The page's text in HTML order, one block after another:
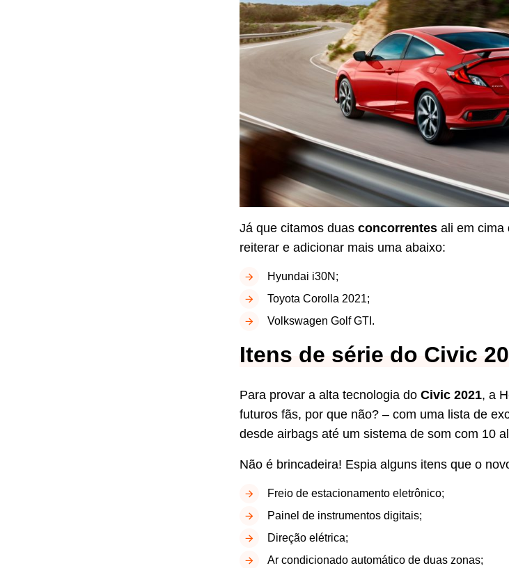
Já que citamos duas concorrentes ali em cima
reiterar e adicionar mais uma abaixo:
Hyundai i30N;
Toyota Corolla 2021;
Volkswagen Golf GTI.
Itens de série do Civic
Para provar a alta tecnologia do Civic 2021, a
futuros fãs, por que não? – com uma lista de
desde airbags até um sistema de som com 10
Não é brincadeira! Espia alguns itens que o
Freio de estacionamento eletrônico;
Painel de instrumentos digitais;
Direção elétrica;
Ar condicionado automático de duas zonas;